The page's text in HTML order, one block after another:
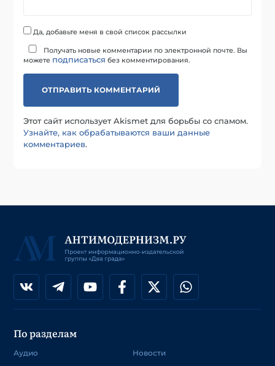
Да, добавьте меня в свой список рассылки
Получать новые комментарии по электронной почте. Вы
можете подписаться без комментирования.
Этот сайт использует Akismet для борьбы со спамом.
Узнайте, как обрабатываются ваши данные
комментариев.
По разделам
Аудио
Новости